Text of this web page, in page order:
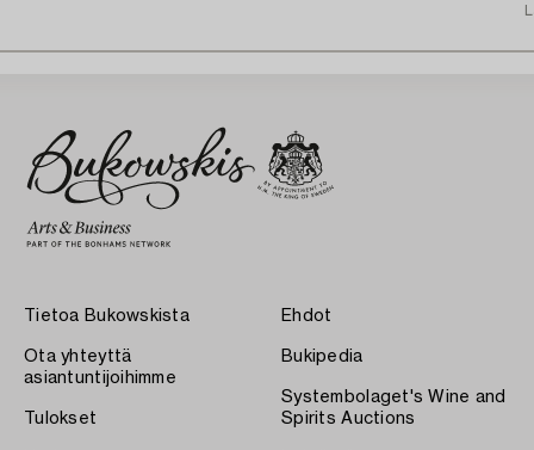
Tietoa Bukowskista
Ota yhteyttä
asiantuntijoihimme
Tulokset
Ehdot
Bukipedia
Systembolaget's Wine and
Spirits Auctions